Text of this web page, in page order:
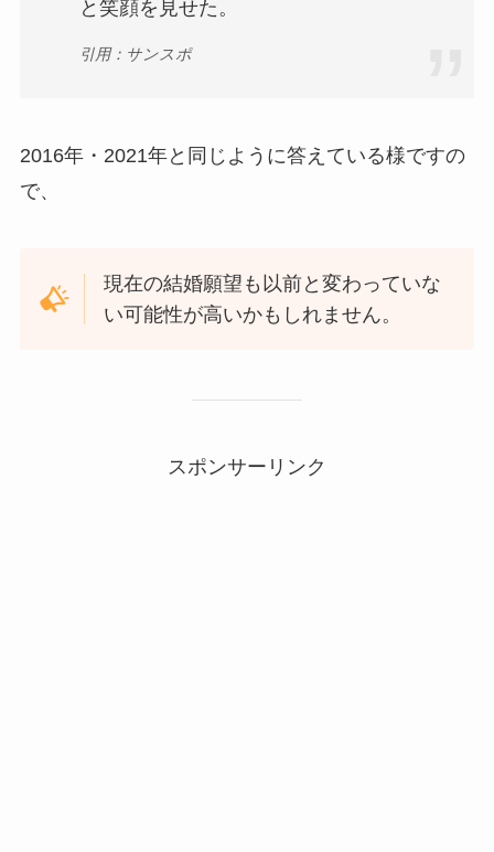
と笑顔を見せた。
引用：サンスポ
2016年・2021年と同じように答えている様ですの
で、
現在の結婚願望も以前と変わっていな
い可能性が高いかもしれません。
スポンサーリンク